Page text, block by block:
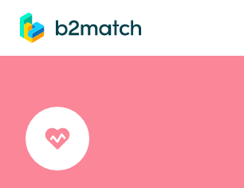
springen